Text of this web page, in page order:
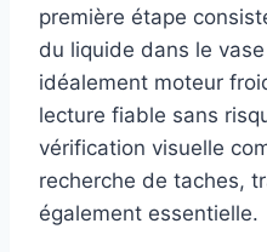
première étape
du liquide dans le vase
idéalement moteur
lecture fiable sans
vérification visuelle
recherche de taches,
également essentielle.